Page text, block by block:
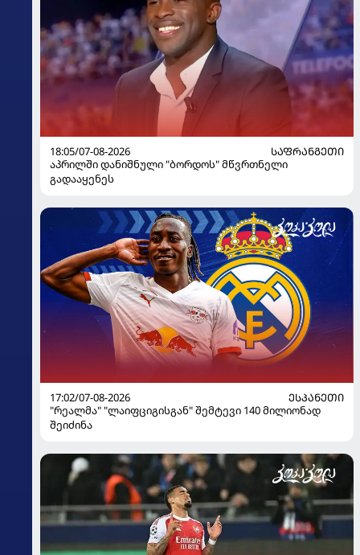
18:05/07-08-2026
ᲡᲐᲤᲠᲐᲜᲒᲔᲗᲘ
აპრილში დანიშნული "ბორდოს" მწვრთნელი
გადააყენეს
17:02/07-08-2026
ᲔᲡᲞᲐᲜᲔᲗᲘ
"რეალმა" "ლაიფციგისგან" შემტევი 140 მილიონად
შეიძინა